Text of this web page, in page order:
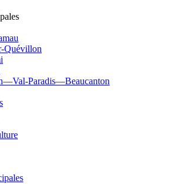
Quévillon
Paradis—Beaucanton